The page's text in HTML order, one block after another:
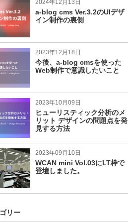
2024年12月13日
a-blog cms Ver.3.2のUIデザ
イン制作の裏側
2023年12月18日
今後、a-blog cmsを使った
Web制作で意識したいこと
2023年10月09日
ヒューリスティック分析のメ
リット デザインの問題点を発
見する方法
2023年09月10日
WCAN mini Vol.03にLT枠で
登壇しました。
リー